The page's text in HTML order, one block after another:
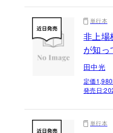
単行本
非上
が知っ
田中光
定価
発売日:
単行本